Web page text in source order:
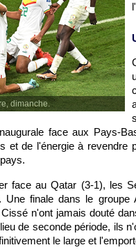
dimanche.
face aux Pays-
et de l'énergie à revendre
face au Qatar (3-1), les
Une finale dans le
n'ont jamais douté
de seconde période, ils
le large et